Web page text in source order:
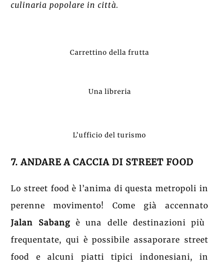
culinaria popolare in città.
Carrettino della frutta
Una libreria
L’ufficio del turismo
7. ANDARE A CACCIA DI STREET FOOD
Lo street food è l’anima di questa metropoli in
perenne movimento! Come già accennato
Jalan Sabangè una delle destinazioni più
frequentate, qui è possibile assaporare street
food e alcuni piatti tipici indonesiani, in